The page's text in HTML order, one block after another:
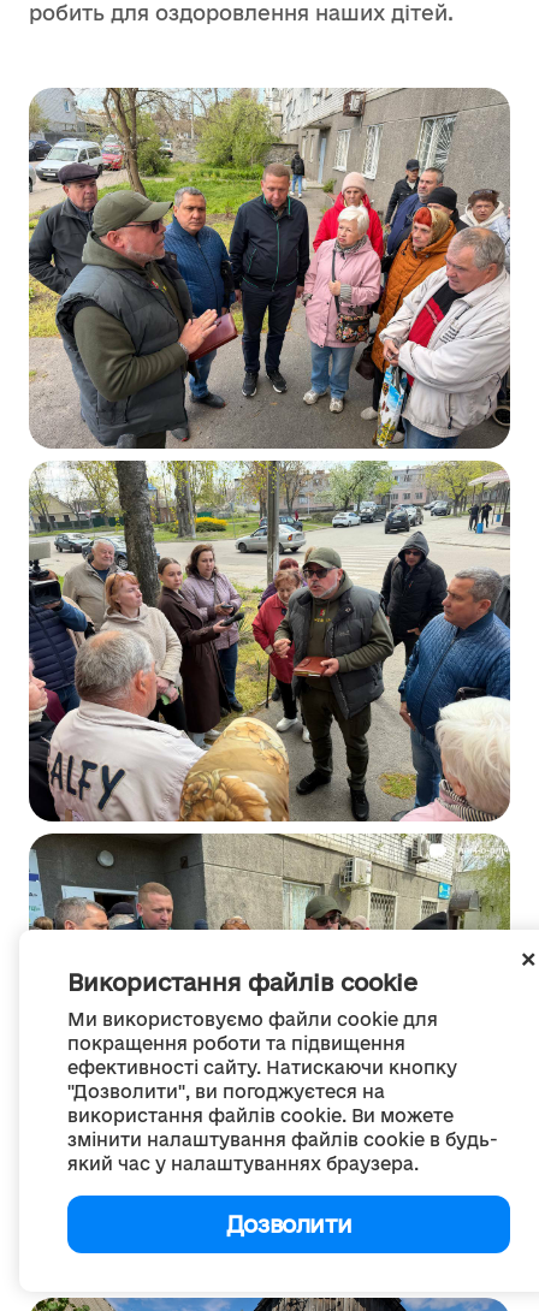
Використання файлів cookie
Ми використовуємо файли cookie для
покращення роботи та підвищення
ефективності сайту. Натискаючи кнопку
"Дозволити", ви погоджуєтеся на
використання файлів cookie. Ви можете
змінити налаштування файлів cookie в будь-
який час у налаштуваннях браузера.
Дозволити
робить для оздоровлення наших дітей.
Спілкування з мешканцями